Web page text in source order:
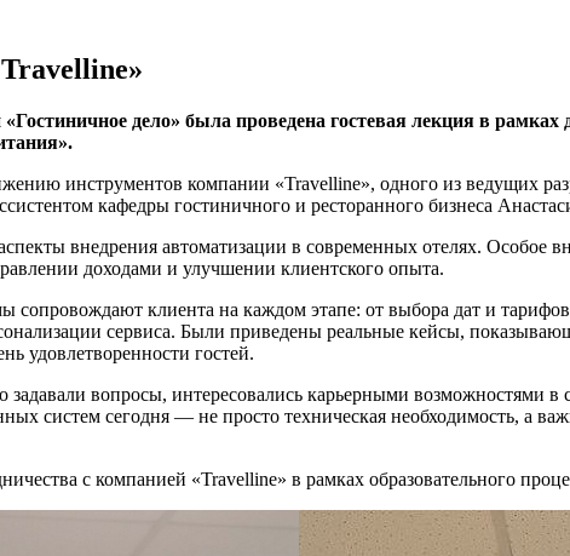
«Travelline»
«Гостиничное дело» была проведена гостевая лекция в
инструментов компании «Travelline», одного из ведущих
кафедры гостиничного и ресторанного бизнеса
внедрения автоматизации в современных отелях. Особое
доходами и улучшении клиентского опыта.
клиента на каждом этапе: от выбора дат и тарифов
сервиса. Были приведены реальные кейсы,
удовлетворенности гостей.
вопросы, интересовались карьерными возможностями
систем сегодня — не просто техническая необходимость, а
с компанией «Travelline» в рамках образовательного